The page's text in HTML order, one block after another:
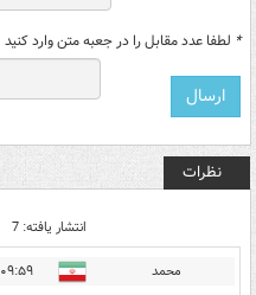
* لطفا عدد مقابل را در جعبه متن وارد کنید
نظرات
انتشار یافته: 7
محمد ۰۹:۵۹ - ۱۴۰۲/۱۲/۰۸